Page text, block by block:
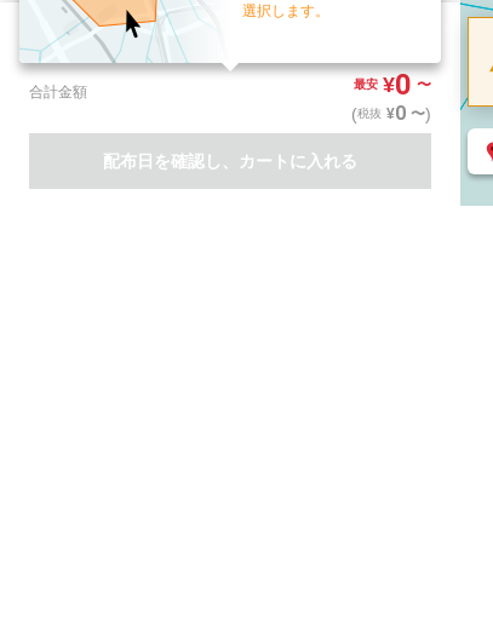
選択します。
配布部数
お手元送付
合計金額 最安 ¥0 〜
(税抜 ¥0 〜)
配布日を確認し、カートに入れる